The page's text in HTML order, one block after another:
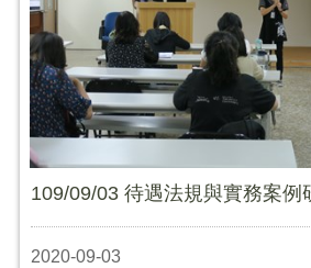
109/09/03 待遇法規與實務案例
2020-09-03